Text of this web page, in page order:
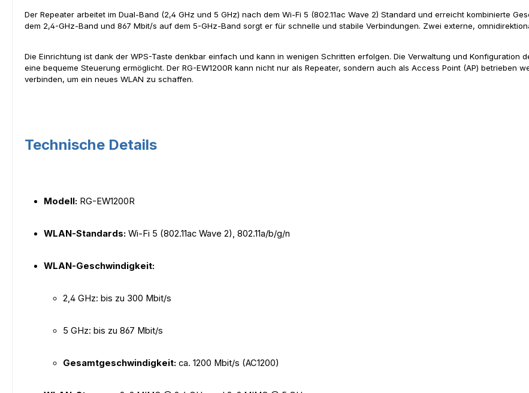
Der Repeater arbeitet im Dual-Band (2,4 GHz und 5 GHz) nach dem Wi-Fi 5 (802.11ac Wave 2) Standard und erreicht kombinierte
dem 2,4-GHz-Band und 867 Mbit/s auf dem 5-GHz-Band sorgt er für schnelle und stabile Verbindungen. Zwei externe,
Die Einrichtung ist dank der WPS-Taste denkbar einfach und kann in wenigen Schritten erfolgen. Die Verwaltung und Konfiguration
eine bequeme Steuerung ermöglicht. Der RG-EW1200R kann nicht nur als Repeater, sondern auch als Access Point (AP) betrieben
verbinden, um ein neues WLAN zu schaffen.
Technische Details
Modell: RG-EW1200R
WLAN-Standards: Wi-Fi 5 (802.11ac Wave 2), 802.11a/b/g/n
WLAN-Geschwindigkeit:
2,4 GHz: bis zu 300 Mbit/s
5 GHz: bis zu 867 Mbit/s
Gesamtgeschwindigkeit: ca. 1200 Mbit/s (AC1200)